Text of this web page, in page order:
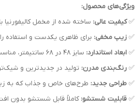
ویژگی‌های محصول:
✅کیفیت عالی: ساخته شده از مخمل کالیفورنیا
✅ زیپ مخفی: برای ظاهری یکدست و استفاده
✅ ابعاد استاندارد: سایز ۴۸ در ۶۸ سانتیمتر، مناسب برای انواع بالش.
✅ رنگ‌بندی مدرن: تولید در جدیدترین و
✅ طراحی جدید: طرح‌های خاص و جذاب که به
✅ قابلیت شستشو: کاملاً قابل شستشو بدون